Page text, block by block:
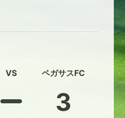
VS ペガサスFC
3